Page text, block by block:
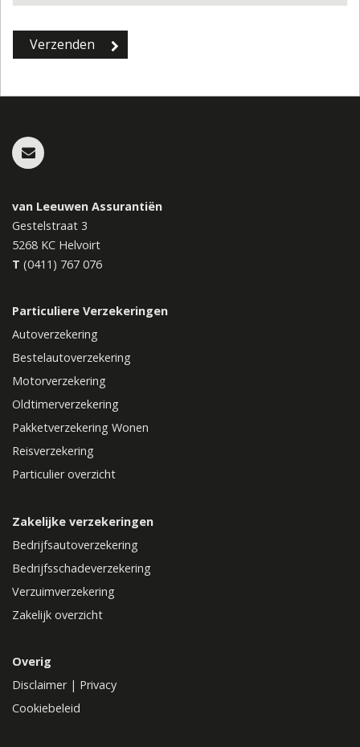
van Leeuwen Assurantiën
Gestelstraat 3
5268 KC Helvoirt
T (0411) 767 076
Particuliere Verzekeringen
Autoverzekering
Bestelautoverzekering
Motorverzekering
Oldtimerverzekering
Pakketverzekering Wonen
Reisverzekering
Particulier overzicht
Zakelijke verzekeringen
Bedrijfsautoverzekering
Bedrijfsschadeverzekering
Verzuimverzekering
Zakelijk overzicht
Overig
Disclaimer| Privacy
Cookiebeleid